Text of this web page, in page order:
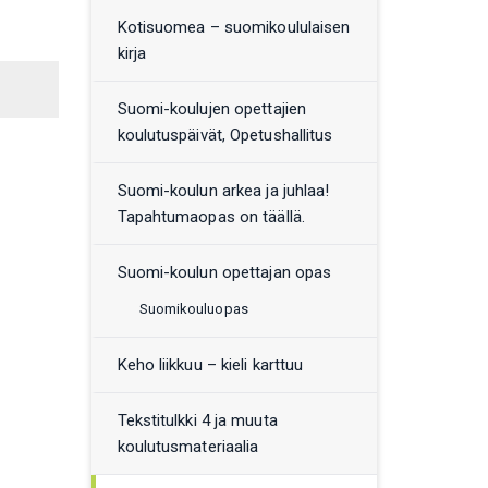
Kotisuomea – suomikoululaisen
kirja
Suomi-koulujen opettajien
koulutuspäivät, Opetushallitus
Suomi-koulun arkea ja juhlaa!
Tapahtumaopas on täällä.
Suomi-koulun opettajan opas
Suomikouluopas
Keho liikkuu – kieli karttuu
Tekstitulkki 4 ja muuta
koulutusmateriaalia